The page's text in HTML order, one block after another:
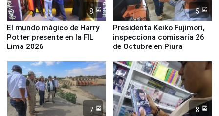
8
El mundo mágico de Harry
Potter presente en la FIL
Lima 2026
5
Presidenta Keiko Fujimori,
inspecciona comisaría 26
de Octubre en Piura
7 8